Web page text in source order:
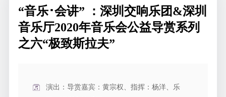
“音乐･会讲” ：深圳交响乐团&深圳
音乐厅2020年音乐会公益导赏系列
之六“极致斯拉夫”
演出：导赏嘉宾：黄宗权、指挥：杨洋、乐